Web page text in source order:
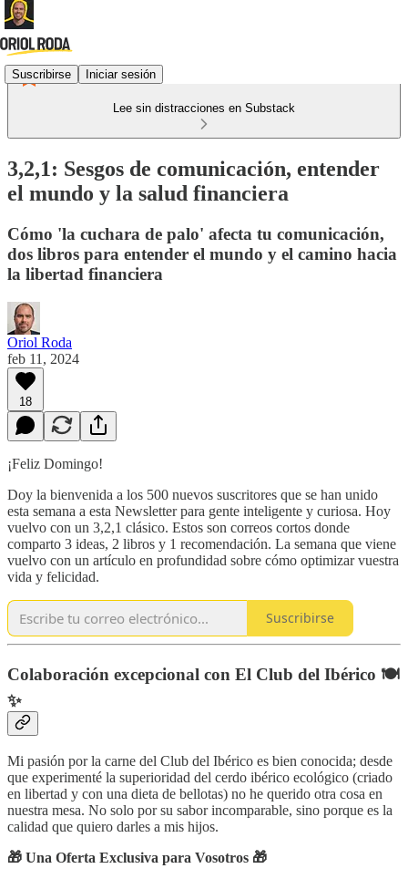
Suscribirse Iniciar sesión
Lee sin distracciones en Substack
3,2,1: Sesgos de comunicación, entender
el mundo y la salud financiera
Cómo 'la cuchara de palo' afecta tu comunicación,
dos libros para entender el mundo y el camino hacia
la libertad financiera
Oriol Roda
feb 11, 2024
18
¡Feliz Domingo!
Doy la bienvenida a los 500 nuevos suscritores que se han unido
esta semana a esta Newsletter para gente inteligente y curiosa. Hoy
vuelvo con un 3,2,1 clásico. Estos son correos cortos donde
comparto 3 ideas, 2 libros y 1 recomendación. La semana que viene
vuelvo con un artículo en profundidad sobre cómo optimizar vuestra
vida y felicidad.
Suscribirse
Colaboración excepcional con El Club del Ibérico 🍽
✨
Mi pasión por la carne del Club del Ibérico es bien conocida; desde
que experimenté la superioridad del cerdo ibérico ecológico (criado
en libertad y con una dieta de bellotas) no he querido otra cosa en
nuestra mesa. No solo por su sabor incomparable, sino porque es la
calidad que quiero darles a mis hijos.
🎁 Una Oferta Exclusiva para Vosotros 🎁